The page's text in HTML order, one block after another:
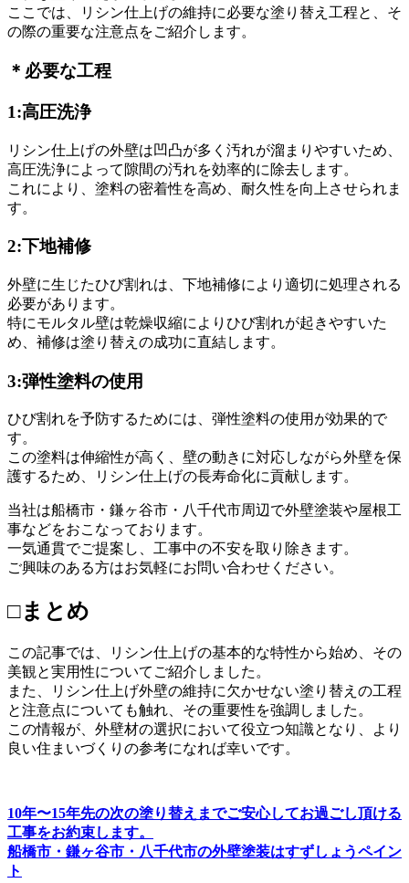
ここでは、リシン仕上げの維持に必要な塗り替え工程と、そ
の際の重要な注意点をご紹介します。
＊必要な工程
1:高圧洗浄
リシン仕上げの外壁は凹凸が多く汚れが溜まりやすいため、
高圧洗浄によって隙間の汚れを効率的に除去します。
これにより、塗料の密着性を高め、耐久性を向上させられま
す。
2:下地補修
外壁に生じたひび割れは、下地補修により適切に処理される
必要があります。
特にモルタル壁は乾燥収縮によりひび割れが起きやすいた
め、補修は塗り替えの成功に直結します。
3:弾性塗料の使用
ひび割れを予防するためには、弾性塗料の使用が効果的で
す。
この塗料は伸縮性が高く、壁の動きに対応しながら外壁を保
護するため、リシン仕上げの長寿命化に貢献します。
当社は船橋市・鎌ヶ谷市・八千代市周辺で外壁塗装や屋根工
事などをおこなっております。
一気通貫でご提案し、工事中の不安を取り除きます。
ご興味のある方はお気軽にお問い合わせください。
□まとめ
この記事では、リシン仕上げの基本的な特性から始め、その
美観と実用性についてご紹介しました。
また、リシン仕上げ外壁の維持に欠かせない塗り替えの工程
と注意点についても触れ、その重要性を強調しました。
この情報が、外壁材の選択において役立つ知識となり、より
良い住まいづくりの参考になれば幸いです。
10年〜15年先の次の塗り替えまでご安心してお過ごし頂ける
工事をお約束します。
船橋市・鎌ヶ谷市・八千代市の外壁塗装はすずしょうペイン
ト